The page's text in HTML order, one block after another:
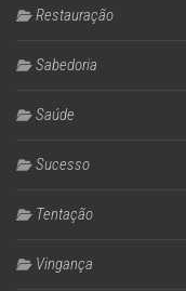
Restauração
Sabedoria
Saúde
Sucesso
Tentação
Vingança